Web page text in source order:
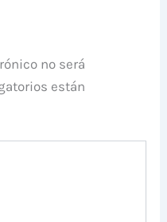
no será
están